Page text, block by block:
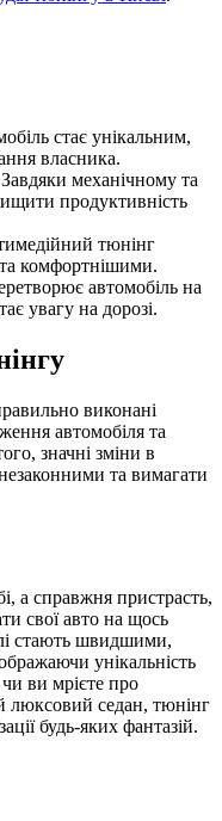
стає унікальним,
власника.
Завдяки механічному та
продуктивність
тюнінг
комфортнішими.
автомобіль на
увагу на дорозі.
виконані
автомобіля та
значні зміни в
та вимагати
а справжня пристрасть,
свої авто на щось
стають швидшими,
унікальність
ви мрієте про
люксовий седан, тюнінг
будь-яких фантазій.